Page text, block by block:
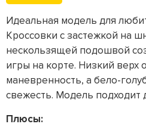
Идеальная модель для
Кроссовки с застежкой на
нескользящей подошвой
игры на корте. Низкий верх
маневренность, а бело-
свежесть. Модель подходит
Плюсы: